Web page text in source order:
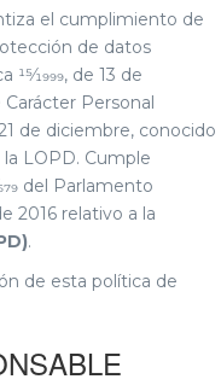
el cumplimiento de
de datos
de 13 de
Personal
21 de diciembre, conocido
LOPD. Cumple
del Parlamento
2016 relativo a la
.
de esta política de